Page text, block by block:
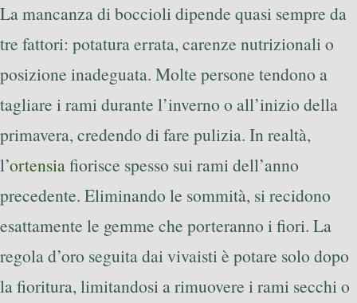
La mancanza di boccioli dipende quasi sempre da
tre fattori: potatura errata, carenze nutrizionali o
posizione inadeguata. Molte persone tendono a
tagliare i rami durante l’inverno o all’inizio della
primavera, credendo di fare pulizia. In realtà,
l’ortensiafiorisce spesso sui rami dell’anno
precedente. Eliminando le sommità, si recidono
esattamente le gemme che porteranno i fiori. La
regola d’oro seguita dai vivaisti è potare solo dopo
la fioritura, limitandosi a rimuovere i rami secchi o